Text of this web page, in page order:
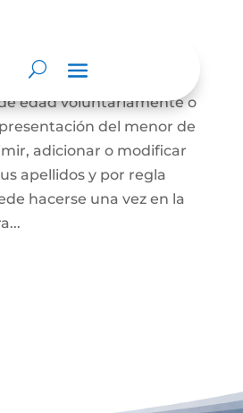
lo podrá hacer la
edad voluntariamente o
del menor de
adicionar o modificar
apellidos y por regla
hacerse una vez en la